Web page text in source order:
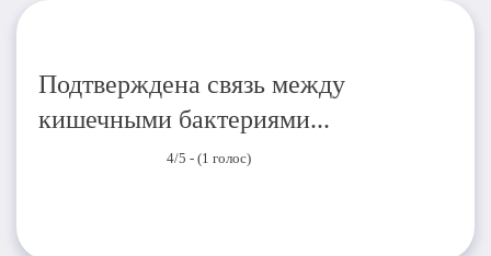
Подтверждена связь между
кишечными бактериями...
4/5 - (1 голос)